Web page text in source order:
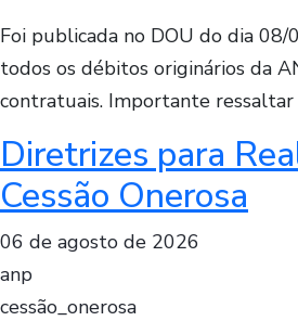
Foi publicada no DOU do dia
todos os débitos originários da
contratuais. Importante
Diretrizes para
Cessão Onerosa
06 de agosto de 2026
anp
cessão_onerosa